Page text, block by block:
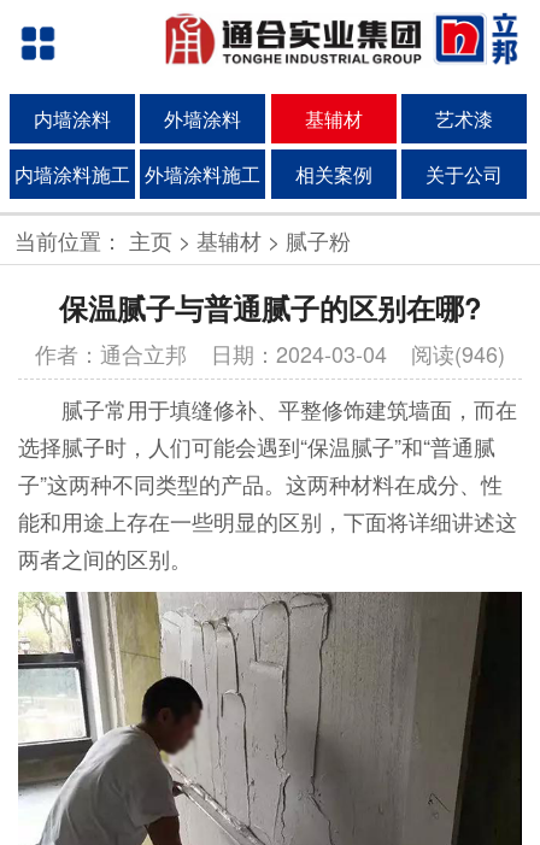
内墙涂料 外墙涂料 基辅材 艺术漆
内墙涂料施工 外墙涂料施工 相关案例 关于公司
当前位置： 主页> 基辅材> 腻子粉
保温腻子与普通腻子的区别在哪?
作者：通合立邦 日期：2024-03-04 阅读(946)
腻子常用于填缝修补、平整修饰建筑墙面，而在
选择腻子时，人们可能会遇到“保温腻子”和“普通腻
子”这两种不同类型的产品。这两种材料在成分、性
能和用途上存在一些明显的区别，下面将详细讲述这
两者之间的区别。